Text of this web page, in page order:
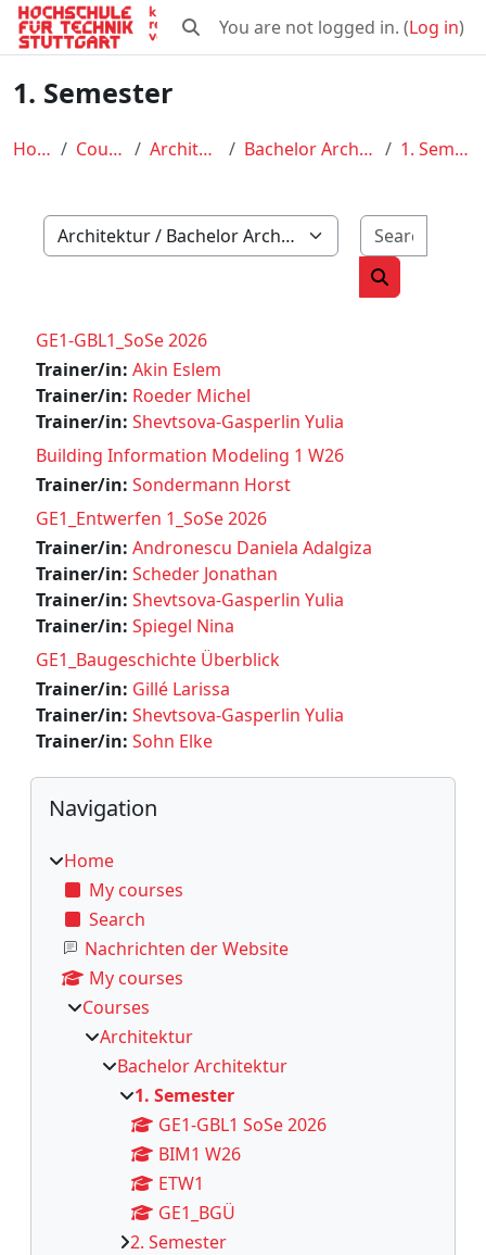
Skip to main content
Toggle search input
You are not logged in. (Log in)
1. Semester
Home Courses Architektur Bachelor Architektur 1. Semester
Course categories
Search
GE1-GBL1_SoSe 2026
Trainer/in: Akin Eslem
Trainer/in: Roeder Michel
Trainer/in: Shevtsova-Gasperlin Yulia
Building Information Modeling 1 W26
Trainer/in: Sondermann Horst
GE1_Entwerfen 1_SoSe 2026
Trainer/in: Andronescu Daniela Adalgiza
Trainer/in: Scheder Jonathan
Trainer/in: Shevtsova-Gasperlin Yulia
Trainer/in: Spiegel Nina
GE1_Baugeschichte Überblick
Trainer/in: Gillé Larissa
Trainer/in: Shevtsova-Gasperlin Yulia
Trainer/in: Sohn Elke
Blocks
Skip Navigation
Navigation
Home
My courses
Search
Nachrichten der Website
My courses
Courses
Architektur
Bachelor Architektur
1. Semester
GE1-GBL1 SoSe 2026
BIM1 W26
ETW1
GE1_BGÜ
2. Semester